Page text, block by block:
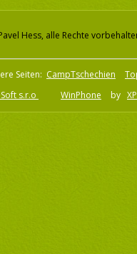
Hess, alle Rechte
Seiten: CampTschechien
s.r.o WinPhone by